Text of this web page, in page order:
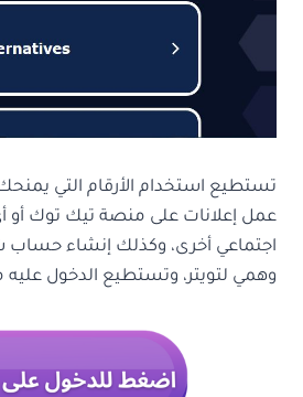
تستطيع استخدام الأرقام التي
عمل إعلانات على منصة تيك توك
اجتماعي أخرى، وكذلك إنشاء
وهمي لتويتر، وتستطيع الدخول عليه